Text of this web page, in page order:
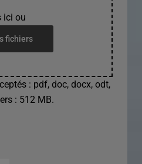
ici ou
fichiers
: pdf, doc, docx, odt,
: 512 MB.